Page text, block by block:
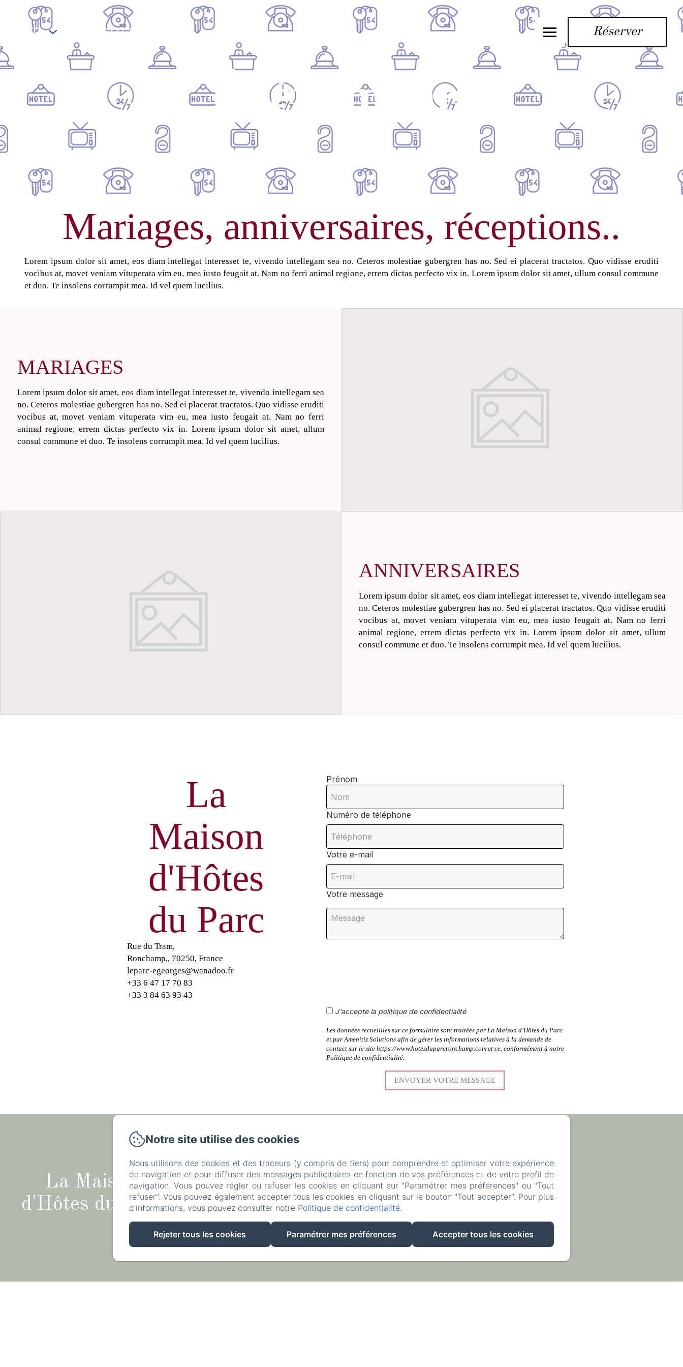
FR +33 6 47 17 70 83 Réserver
Événements
Mariages, anniversaires, réceptions..
Lorem ipsum dolor sit amet, eos diam intellegat interesset te, vivendo intellegam sea no. Ceteros molestiae gubergren has no. Sed ei placerat tractatos. Quo vidisse eruditi
vocibus at, movet veniam vituperata vim eu, mea iusto feugait at. Nam no ferri animal regione, errem dictas perfecto vix in. Lorem ipsum dolor sit amet, ullum consul commune
et duo. Te insolens corrumpit mea. Id vel quem lucilius.
MARIAGES
Lorem ipsum dolor sit amet, eos diam intellegat interesset te, vivendo intellegam sea
no. Ceteros molestiae gubergren has no. Sed ei placerat tractatos. Quo vidisse eruditi
vocibus at, movet veniam vituperata vim eu, mea iusto feugait at. Nam no ferri
animal regione, errem dictas perfecto vix in. Lorem ipsum dolor sit amet, ullum
consul commune et duo. Te insolens corrumpit mea. Id vel quem lucilius.
ANNIVERSAIRES
Lorem ipsum dolor sit amet, eos diam intellegat interesset te, vivendo intellegam sea
no. Ceteros molestiae gubergren has no. Sed ei placerat tractatos. Quo vidisse eruditi
vocibus at, movet veniam vituperata vim eu, mea iusto feugait at. Nam no ferri
animal regione, errem dictas perfecto vix in. Lorem ipsum dolor sit amet, ullum
consul commune et duo. Te insolens corrumpit mea. Id vel quem lucilius.
La
Maison
d'Hôtes
du Parc
Rue du Tram,
Ronchamp,, 70250, France
leparc-egeorges@wanadoo.fr
+33 6 47 17 70 83
+33 3 84 63 93 43
Prénom
Numéro de téléphone
Votre e-mail
Votre message
J'accepte la politique de confidentialité
Les données recueillies sur ce formulaire sont traitées par La Maison d'Hôtes du Parc
et par Amenitiz Solutions afin de gérer les informations relatives à la demande de
contact sur le site https://www.hotesduparcronchamp.com et ce, conformément à notre
Politique de confidentialité.
La Maison
d'Hôtes du Parc
Téléphone: +33 6 47 17 70 83 / +33 3 84 63 93 43
leparc-egeorges@wanadoo.fr
Accueil Les chambres Contact
EN
FR
Notre site utilise des cookies
Nous utilisons des cookies et des traceurs (y compris de tiers) pour comprendre et optimiser votre expérience
de navigation et pour diffuser des messages publicitaires en fonction de vos préférences et de votre profil de
navigation. Vous pouvez régler ou refuser les cookies en cliquant sur "Paramétrer mes préférences" ou "Tout
refuser". Vous pouvez également accepter tous les cookies en cliquant sur le bouton "Tout accepter". Pour plus
d'informations, vous pouvez consulter notre Politique de confidentialité.
Rejeter tous les cookies Paramétrer mes préférences Accepter tous les cookies